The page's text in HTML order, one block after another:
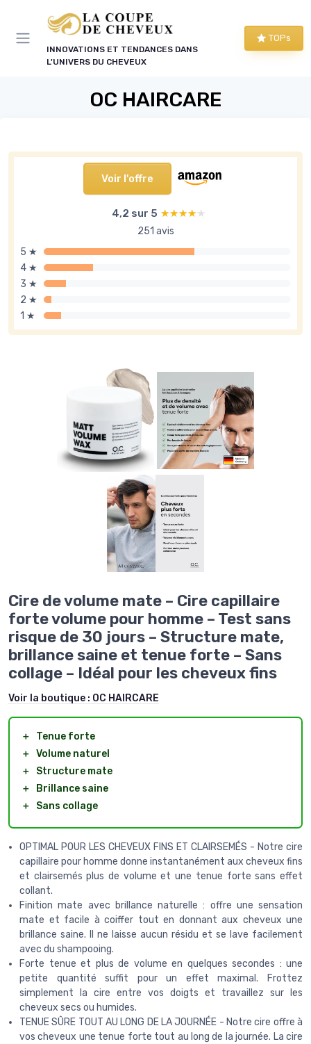
INNOVATIONS ET TENDANCES DANS
L'UNIVERS DU CHEVEUX
TOPs
OC HAIRCARE
Voir l'offre
4,2 sur 5 ★★★★★
★★★★★
251 avis
5 ★
4 ★
3 ★
2 ★
1 ★
Cire de volume mate – Cire capillaire
forte volume pour homme – Test sans
risque de 30 jours – Structure mate,
brillance saine et tenue forte – Sans
collage – Idéal pour les cheveux fins
Voir la boutique : OC HAIRCARE
＋
Tenue forte
＋ Volume naturel
＋
Structure mate
＋
Brillance saine
＋
Sans collage
OPTIMAL POUR LES CHEVEUX FINS ET CLAIRSEMÉS - Notre cire
capillaire pour homme donne instantanément aux cheveux fins
et clairsemés plus de volume et une tenue forte sans effet
collant.
Finition mate avec brillance naturelle : offre une sensation
mate et facile à coiffer tout en donnant aux cheveux une
brillance saine. Il ne laisse aucun résidu et se lave facilement
avec du shampooing.
Forte tenue et plus de volume en quelques secondes : une
petite quantité suffit pour un effet maximal. Frottez
simplement la cire entre vos doigts et travaillez sur les
cheveux secs ou humides.
TENUE SÛRE TOUT AU LONG DE LA JOURNÉE - Notre cire offre à
vos cheveux une tenue forte tout au long de la journée. La cire